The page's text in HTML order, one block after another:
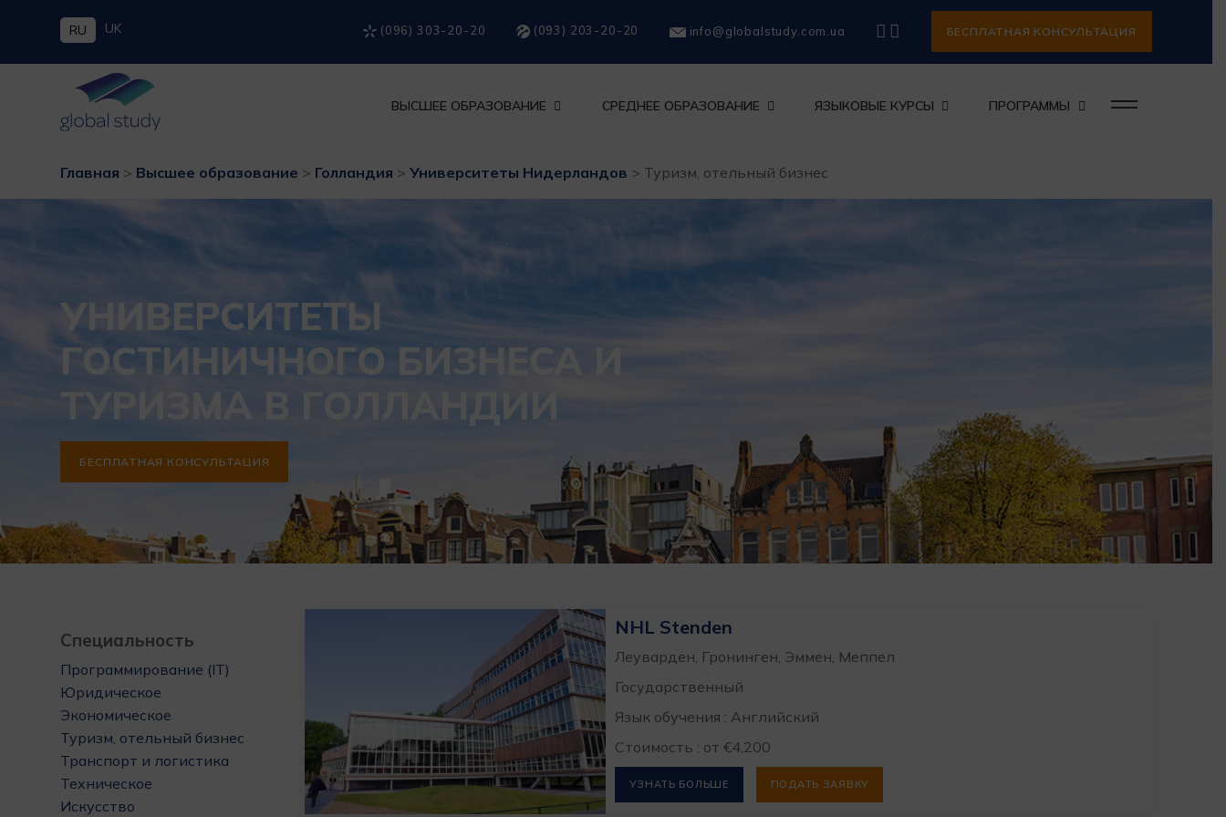
RU UK (096) 303-20-20 (093) 203-20-20 info@globalstudy.com.ua БЕСПЛАТНАЯ КОНСУЛЬТАЦИЯ
ВЫСШЕЕ ОБРАЗОВАНИЕ СРЕДНЕЕ ОБРАЗОВАНИЕ ЯЗЫКОВЫЕ КУРСЫ ПРОГРАММЫ
Главная > Высшее образование > Голландия >Университеты Нидерландов > Туризм, отельный бизнес
УНИВЕРСИТЕТЫ
ГОСТИНИЧНОГО БИЗНЕСА И
ТУРИЗМА В ГОЛЛАНДИИ
БЕСПЛАТНАЯ КОНСУЛЬТАЦИЯ
Специальность
Программирование (IT)
Юридическое
Экономическое
Туризм, отельный бизнес
Транспорт и логистика
Техническое
Искусство
NHL Stenden
Леуварден, Гронинген, Эммен, Меппел
Государственный
Язык обучения : Английский
Стоимость : от €4,200
УЗНАТЬ БОЛЬШЕ ПОДАТЬ ЗАЯВКУ